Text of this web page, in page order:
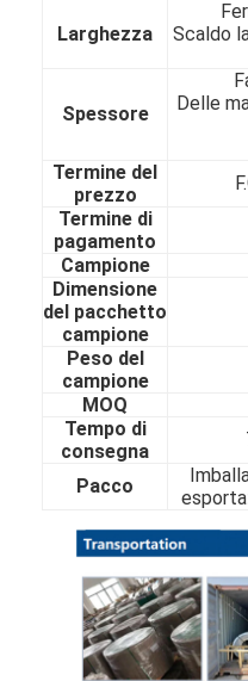
Chi Siamo
Controllo della qualità
Contattaci
strato laminato a
Bobina laminata a
strato laminato a
Bobina laminata a
Fogli di acciaio
Tubo di acciaio
Fogli di acciaio
Larghezza
Scaldo
Spessore
Delle
Termine del
prezzo
Termine di
pagamento
Campione
Dimensione
del pacchetto
campione
Peso del
campione
MOQ
Tempo di
consegna
Pacco